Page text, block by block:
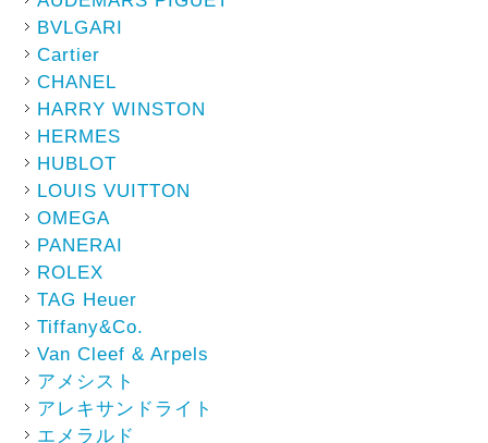
BVLGARI
Cartier
CHANEL
HARRY WINSTON
HERMES
HUBLOT
LOUIS VUITTON
OMEGA
PANERAI
ROLEX
TAG Heuer
Tiffany&Co.
Van Cleef & Arpels
アメシスト
アレキサンドライト
エメラルド